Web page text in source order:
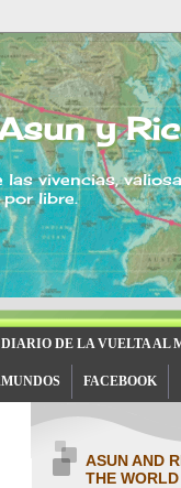
y
las vivencias,
libre.
DIARIO DE LA VUELTA AL
FACEBOOK
ASUN AND
THE